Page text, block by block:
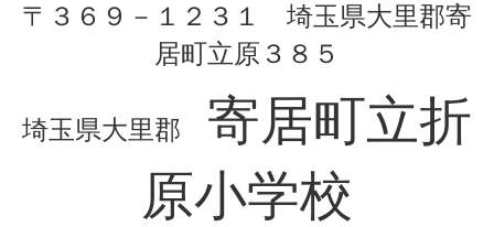
〒３６９－１２３１ 埼玉県大里郡寄
居町立原３８５
埼玉県大里郡
寄居町立折
原小学校